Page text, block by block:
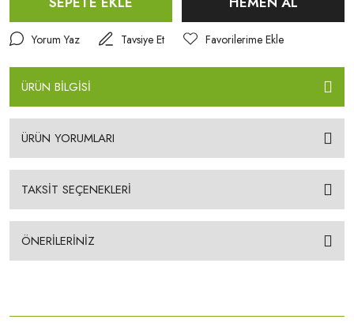
Yorum Yaz Tavsiye Et
ÜRÜN BİLGİSİ
ÜRÜN YORUMLARI
TAKSİT SEÇENEKLERİ
ÖNERİLERİNİZ